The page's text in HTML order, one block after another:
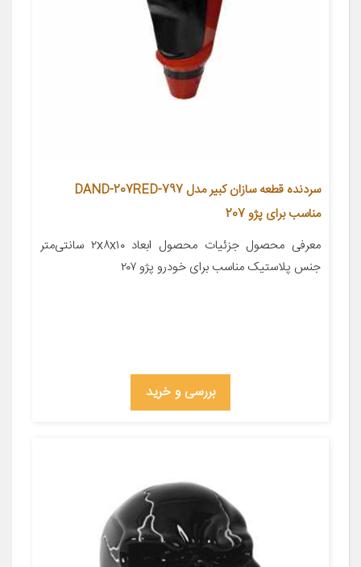
سردنده قطعه سازان کبیر مدل DAND-207RED-797
مناسب برای پژو 207
معرفی محصول جزئیات محصول ابعاد ۲x۸x۱۰ سانتی‌متر
جنس پلاستیک مناسب برای خودرو پژو ۲۰۷
بررسی و خرید